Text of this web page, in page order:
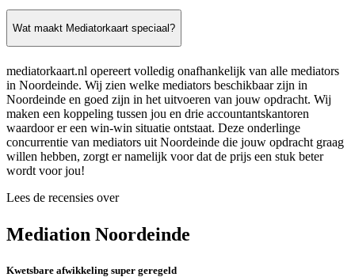
Wat maakt Mediatorkaart speciaal?
mediatorkaart.nl opereert volledig onafhankelijk van alle mediators
in Noordeinde. Wij zien welke mediators beschikbaar zijn in
Noordeinde en goed zijn in het uitvoeren van jouw opdracht. Wij
maken een koppeling tussen jou en drie accountantskantoren
waardoor er een win-win situatie ontstaat. Deze onderlinge
concurrentie van mediators uit Noordeinde die jouw opdracht graag
willen hebben, zorgt er namelijk voor dat de prijs een stuk beter
wordt voor jou!
Lees de recensies over
Mediation Noordeinde
Kwetsbare afwikkeling super geregeld